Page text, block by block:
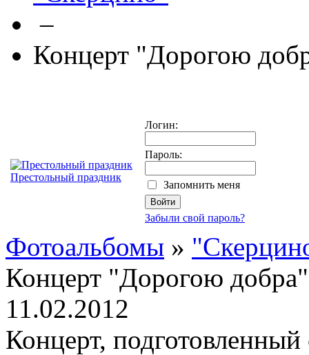
–
Концерт "Дорогою
Престольный праздник
Логин:
Пароль:
Запомнить меня
Забыли свой пароль?
Фотоальбомы »
Концерт "Дорогою добра"
11.02.2012
Концерт,